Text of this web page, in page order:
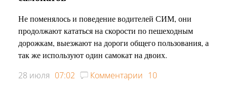
Не поменялось и поведение водителей СИМ, они
продолжают кататься на скорости по пешеходным
дорожкам, выезжают на дороги общего пользования, а
так же используют один самокат на двоих.
28 июля 07:02 Комментарии 10